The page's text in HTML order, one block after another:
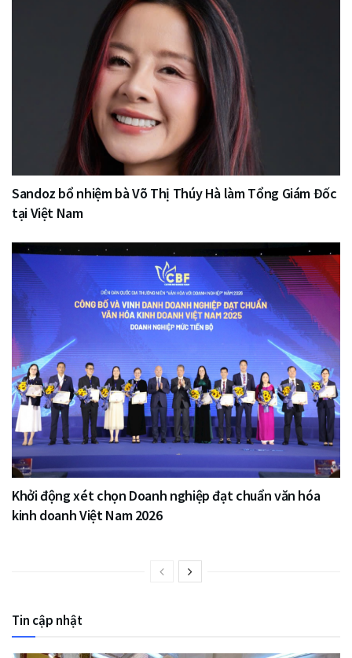
Sandoz bổ nhiệm bà Võ Thị Thúy Hà làm Tổng Giám Đốc
tại Việt Nam
Khởi động xét chọn Doanh nghiệp đạt chuẩn văn hóa
kinh doanh Việt Nam 2026
Tin cập nhật